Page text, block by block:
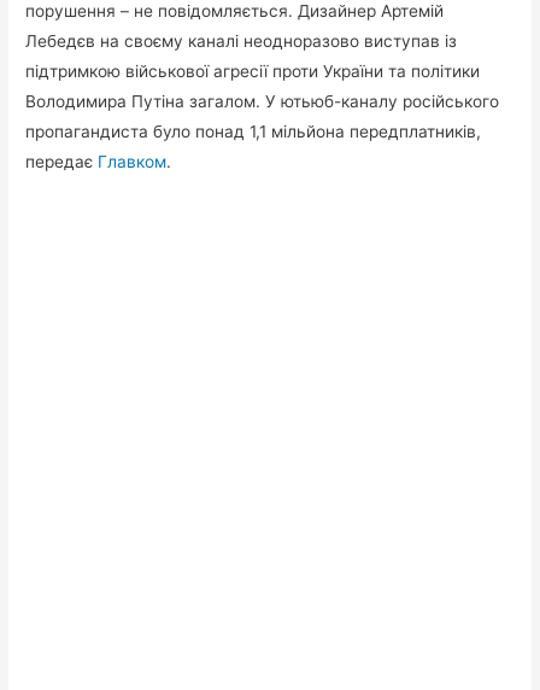
порушення – не повідомляється. Дизайнер Артемій
Лебедєв на своєму каналі неодноразово виступав із
підтримкою військової агресії проти України та політики
Володимира Путіна загалом. У ютьюб-каналу російського
пропагандиста було понад 1,1 мільйона передплатників,
передає Главком.